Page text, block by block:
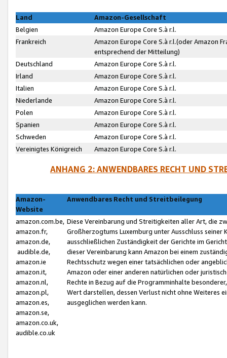
Land
Amazon-Gesellschaft
Belgien
Amazon Europe Core S.à r.l.
Frankreich
Amazon Europe Core S.à r.l.(oder Amazon
entsprechend der Mitteilung)
Deutschland
Amazon Europe Core S.à r.l.
Irland
Amazon Europe Core S.à r.l.
Italien
Amazon Europe Core S.à r.l.
Niederlande
Amazon Europe Core S.à r.l.
Polen
Amazon Europe Core S.à r.l.
Spanien
Amazon Europe Core S.à r.l.
Schweden
Amazon Europe Core S.à r.l.
Vereinigtes Königreich
Amazon Europe Core S.à r.l.
ANHANG 2: ANWENDBARES RECHT UND
Amazon-
Website
Anwendbares Recht und Streitbeilegung
amazon.com.be,
amazon.fr,
amazon.de,
audible.de,
amazon.ie
amazon.it,
amazon.nl,
amazon.pl,
amazon.es,
amazon.se,
amazon.co.uk,
audible.co.uk
Diese Vereinbarung und Streitigkeiten aller Art, die
Großherzogtums Luxemburg unter Ausschluss
ausschließlichen Zuständigkeit der Gerichte im
dieser Vereinbarung kann Amazon bei einem
Rechtsschutz wegen einer tatsächlichen oder
Amazon oder einer anderen natürlichen oder
Rechte in Bezug auf die Programminhalte
Wert darstellen, dessen Verlust nicht ohne Weiteres
ausgeglichen werden kann.